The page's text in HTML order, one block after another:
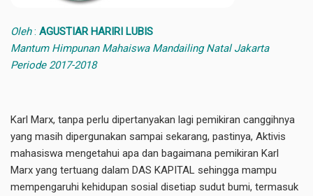
Oleh: AGUSTIAR HARIRI LUBIS
Mantum Himpunan Mahaiswa Mandailing Natal Jakarta
Periode 2017-2018
Karl Marx, tanpa perlu dipertanyakan lagi pemikiran canggihnya
yang masih dipergunakan sampai sekarang, pastinya, Aktivis
mahasiswa mengetahui apa dan bagaimana pemikiran Karl
Marx yang tertuang dalam DAS KAPITAL sehingga mampu
mempengaruhi kehidupan sosial disetiap sudut bumi, termasuk